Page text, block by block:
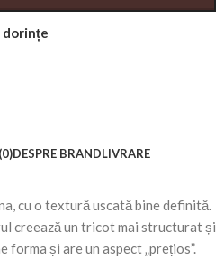
dorințe
DESPRE BRANDLIVRARE
cu o textură uscată bine definită.
creează un tricot mai structurat și
forma și are un aspect „prețios”.